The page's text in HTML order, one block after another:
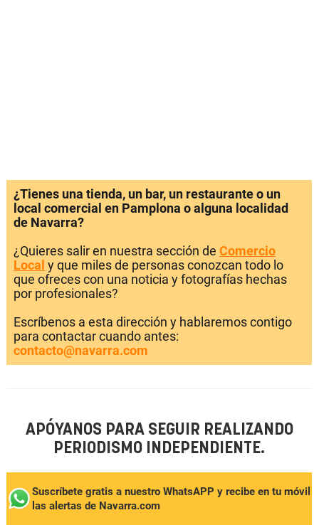
¿Tienes una tienda, un bar, un restaurante o un
local comercial en Pamplona o alguna localidad
de Navarra?
¿Quieres salir en nuestra sección de Comercio
Local y que miles de personas conozcan todo lo
que ofreces con una noticia y fotografías hechas
por profesionales?
Escríbenos a esta dirección y hablaremos contigo
para contactar cuando antes:
contacto@navarra.com
APÓYANOS PARA SEGUIR REALIZANDO
PERIODISMO INDEPENDIENTE.
Suscríbete gratis a nuestro WhatsAPP y recibe en tu móvil
las alertas de Navarra.com